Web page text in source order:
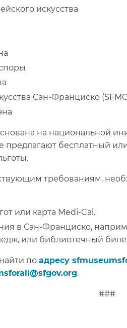
искусства​​
Сан-Франциско
на национальной
предлагают бесплатный
требованиям,
или карта Medi-Cal.​​
в Сан-Франциско,
или библиотечный
по адресу
.​​